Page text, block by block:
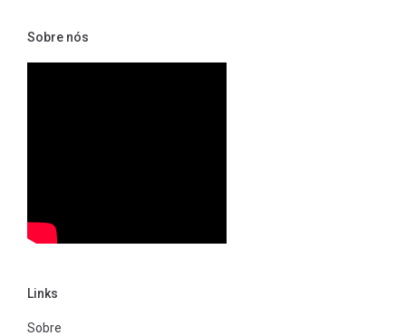
Sobre nós
Links
Sobre